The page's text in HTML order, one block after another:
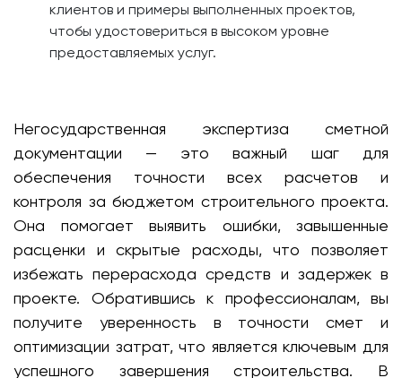
клиентов и примеры выполненных проектов,
чтобы удостовериться в высоком уровне
предоставляемых услуг.
Негосударственная экспертиза сметной
документации — это важный шаг для
обеспечения точности всех расчетов и
контроля за бюджетом строительного проекта.
Она помогает выявить ошибки, завышенные
расценки и скрытые расходы, что позволяет
избежать перерасхода средств и задержек в
проекте. Обратившись к профессионалам, вы
получите уверенность в точности смет и
оптимизации затрат, что является ключевым для
успешного завершения строительства. В